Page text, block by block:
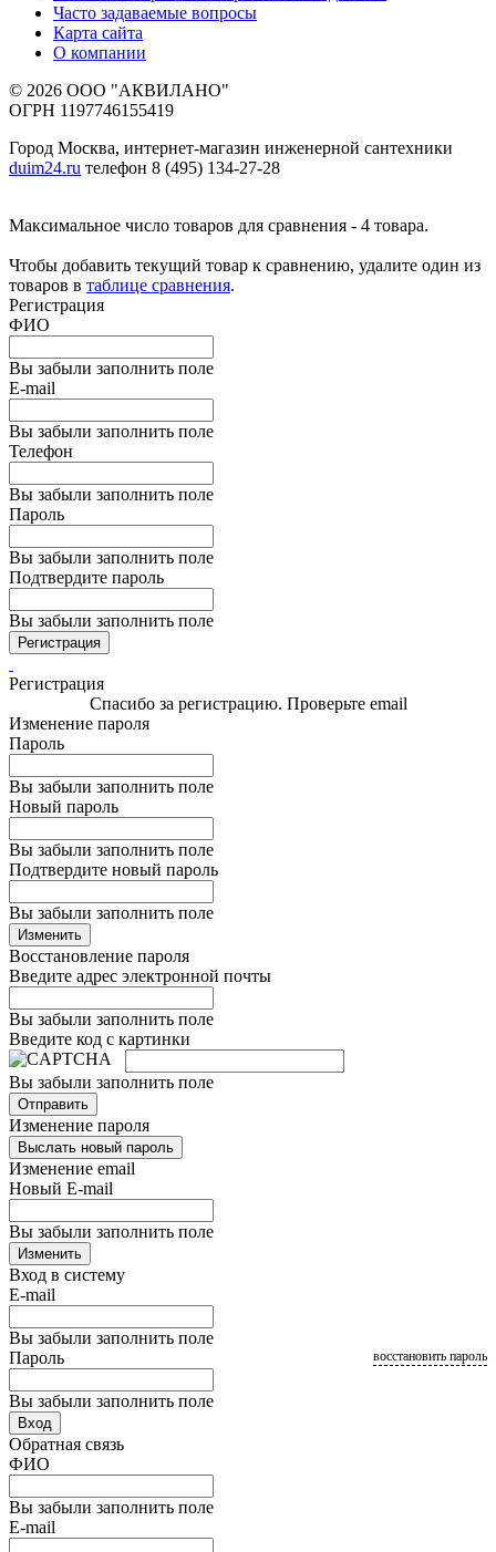
Часто задаваемые вопросы
Карта сайта
О компании
© 2026 ООО "АКВИЛАНО"
ОГРН 1197746155419
Город Москва, интернет-магазин инженерной сантехники
duim24.ru телефон 8 (495) 134-27-28
Максимальное число товаров для сравнения - 4 товара.
Чтобы добавить текущий товар к сравнению, удалите один из
товаров в таблице сравнения.
Регистрация
ФИО
Вы забыли заполнить поле
E-mail
Вы забыли заполнить поле
Телефон
Вы забыли заполнить поле
Пароль
Вы забыли заполнить поле
Подтвердите пароль
Вы забыли заполнить поле
Регистрация
Регистрация
Спасибо за регистрацию. Проверьте email
Изменение пароля
Пароль
Вы забыли заполнить поле
Новый пароль
Вы забыли заполнить поле
Подтвердите новый пароль
Вы забыли заполнить поле
Изменить
Восстановление пароля
Введите адрес электронной почты
Вы забыли заполнить поле
Введите код с картинки
Вы забыли заполнить поле
Отправить
Изменение пароля
Выслать новый пароль
Изменение email
Новый E-mail
Вы забыли заполнить поле
Изменить
Вход в систему
E-mail
Вы забыли заполнить поле
Пароль
Вы забыли заполнить поле
восстановить пароль
Вход
Обратная связь
ФИО
Вы забыли заполнить поле
E-mail